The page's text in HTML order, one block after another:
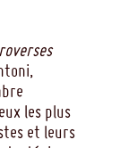
les plus
et leurs